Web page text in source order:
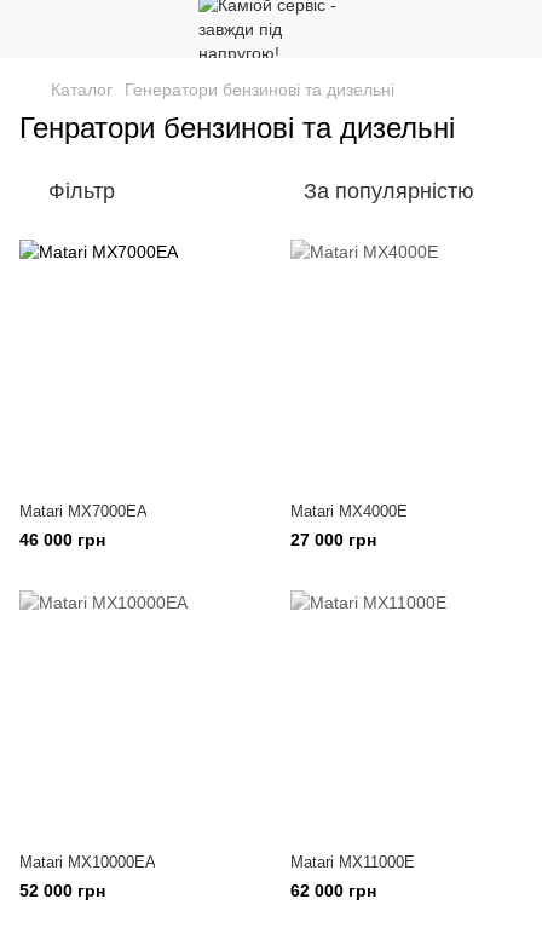
Каталог Генератори бензинові та дизельні
Генратори бензинові та дизельні
Фільтр За популярністю
Matari MX7000EA
46 000 грн
Matari MX4000E
27 000 грн
Matari MX10000EA
52 000 грн
Matari MX11000E
62 000 грн